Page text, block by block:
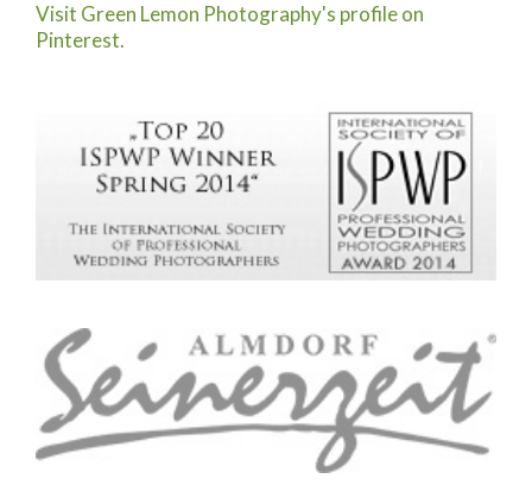
Visit Green Lemon Photography's profile on
Pinterest.